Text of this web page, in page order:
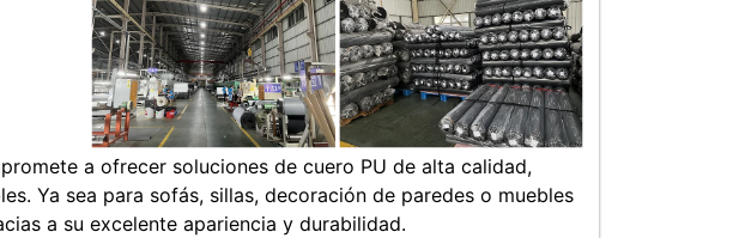
a ofrecer soluciones de cuero PU de alta calidad,
Ya sea para sofás, sillas, decoración de paredes o muebles
a su excelente apariencia y durabilidad.